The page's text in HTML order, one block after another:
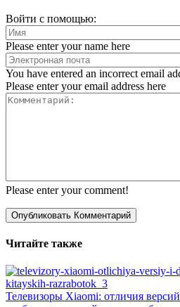
Войти с помощью:
Please enter your name here
You have entered an incorrect email
Please enter your email address here
Please enter your comment!
Читайте также
Телевизоры Xiaomi: отличия